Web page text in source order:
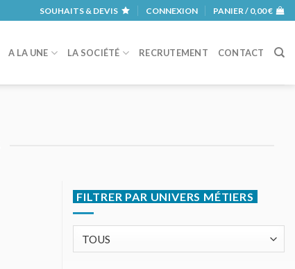
SOUHAITS & DEVIS CONNEXION PANIER / 0,00€
A LA UNE LA SOCIÉTÉ RECRUTEMENT CONTACT
FILTRER PAR UNIVERS MÉTIERS